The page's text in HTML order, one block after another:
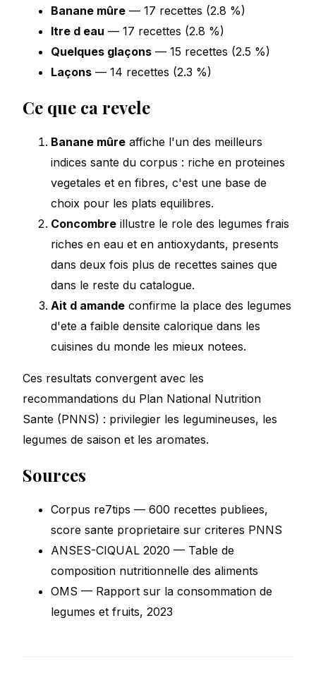
Banane mûre — 17 recettes (2.8 %)
Itre d eau — 17 recettes (2.8 %)
Quelques glaçons — 15 recettes (2.5 %)
Laçons — 14 recettes (2.3 %)
Ce que ca revele
Banane mûre affiche l'un des meilleurs
indices sante du corpus : riche en proteines
vegetales et en fibres, c'est une base de
choix pour les plats equilibres.
Concombre illustre le role des legumes frais
riches en eau et en antioxydants, presents
dans deux fois plus de recettes saines que
dans le reste du catalogue.
Ait d amande confirme la place des legumes
d'ete a faible densite calorique dans les
cuisines du monde les mieux notees.
Ces resultats convergent avec les
recommandations du Plan National Nutrition
Sante (PNNS) : privilegier les legumineuses, les
legumes de saison et les aromates.
Sources
Corpus re7tips — 600 recettes publiees,
score sante proprietaire sur criteres PNNS
ANSES-CIQUAL 2020 — Table de
composition nutritionnelle des aliments
OMS — Rapport sur la consommation de
legumes et fruits, 2023